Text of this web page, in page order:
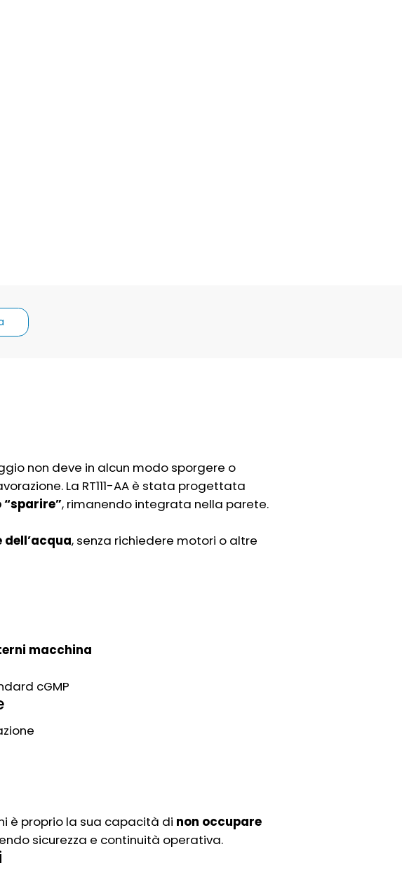
non deve in alcun modo sporgere o
La RT111-AA è stata progettata
, rimanendo integrata nella parete.
dell’acqua, senza richiedere motori o altre
macchina
cGMP
è proprio la sua capacità di non occupare
sicurezza e continuità operativa.